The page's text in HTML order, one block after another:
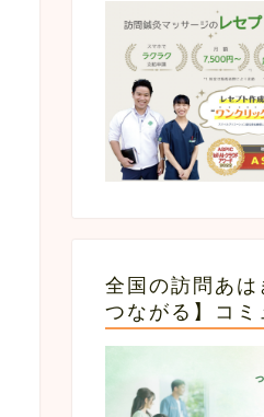
全国の訪問あは
つながる】コミ